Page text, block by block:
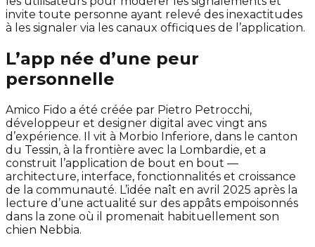
invite toute personne ayant relevé des inexactitudes
à les signaler via les canaux officiques de l’application.
L’app née d’une peur
personnelle
Amico Fido a été créée par Pietro Petrocchi,
développeur et designer digital avec vingt ans
d’expérience. Il vit à Morbio Inferiore, dans le canton
du Tessin, à la frontière avec la Lombardie, et a
construit l’application de bout en bout —
architecture, interface, fonctionnalités et croissance
de la communauté. L’idée naît en avril 2025 après la
lecture d’une actualité sur des appâts empoisonnés
dans la zone où il promenait habituellement son
chien Nebbia.